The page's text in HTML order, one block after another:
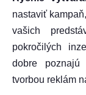
nastaviť
vašich
pokročilých
dobre
tvorbou reklám